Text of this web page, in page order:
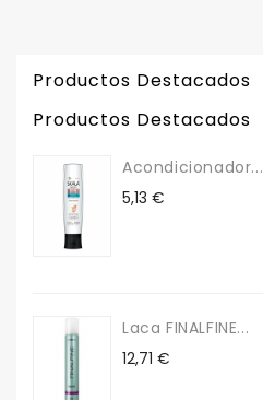
Productos Destacados
Productos Destacados
Acondicionador...
Precio
5,13 €
Laca FINALFINE...
Precio
12,71 €